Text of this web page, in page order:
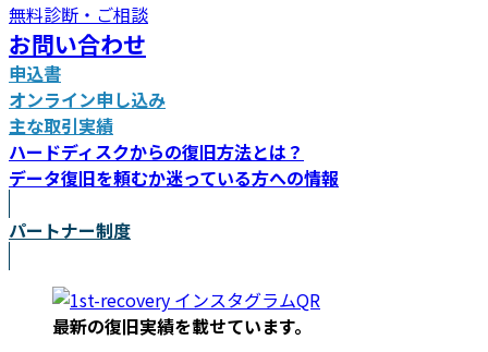
無料診断・ご相談
お問い合わせ
申込書
オンライン申し込み
主な取引実績
ハードディスクからの復旧方法とは？
データ復旧を頼むか迷っている方への情報
パートナー制度
最新の復旧実績を載せています。